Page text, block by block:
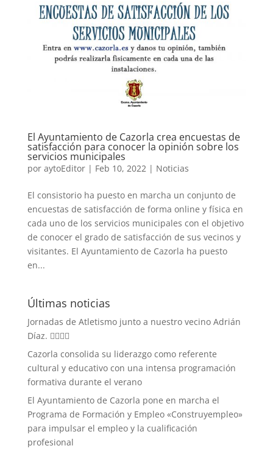
El Ayuntamiento de Cazorla crea encuestas de
satisfacción para conocer la opinión sobre los
servicios municipales
por aytoEditor| Feb 10, 2022| Noticias
El consistorio ha puesto en marcha un conjunto de
encuestas de satisfacción de forma online y física en
cada uno de los servicios municipales con el objetivo
de conocer el grado de satisfacción de sus vecinos y
visitantes. El Ayuntamiento de Cazorla ha puesto
en...
Últimas noticias
Jornadas de Atletismo junto a nuestro vecino Adrián
Díaz. 🏃‍♀️🏃‍♂️
Cazorla consolida su liderazgo como referente
cultural y educativo con una intensa programación
formativa durante el verano
El Ayuntamiento de Cazorla pone en marcha el
Programa de Formación y Empleo «Construyempleo»
para impulsar el empleo y la cualificación
profesional